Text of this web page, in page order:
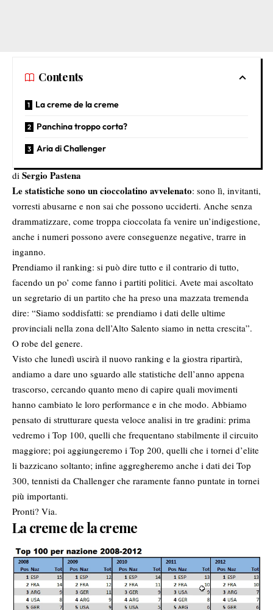
Contents
La creme de la creme
Panchina troppo corta?
Aria di Challenger
di Sergio Pastena
Le statistiche sono un cioccolatino avvelenato: sono lì, invitanti,
vorresti abusarne e non sai che possono ucciderti. Anche senza
drammatizzare, come troppa cioccolata fa venire un’indigestione,
anche i numeri possono avere conseguenze negative, trarre in
inganno.
Prendiamo il ranking: si può dire tutto e il contrario di tutto,
facendo un po’ come fanno i partiti politici. Avete mai ascoltato
un segretario di un partito che ha preso una mazzata tremenda
dire: “Siamo soddisfatti: se prendiamo i dati delle ultime
provinciali nella zona dell’Alto Salento siamo in netta crescita”.
O robe del genere.
Visto che lunedì uscirà il nuovo ranking e la giostra ripartirà,
andiamo a dare uno sguardo alle statistiche dell’anno appena
trascorso, cercando quanto meno di capire quali movimenti
hanno cambiato le loro performance e in che modo. Abbiamo
pensato di strutturare questa veloce analisi in tre gradini: prima
vedremo i Top 100, quelli che frequentano stabilmente il circuito
maggiore; poi aggiungeremo i Top 200, quelli che i tornei d’elite
li bazzicano soltanto; infine aggregheremo anche i dati dei Top
300, tennisti da Challenger che raramente fanno puntate in tornei
più importanti.
Pronti? Via.
La creme de la creme